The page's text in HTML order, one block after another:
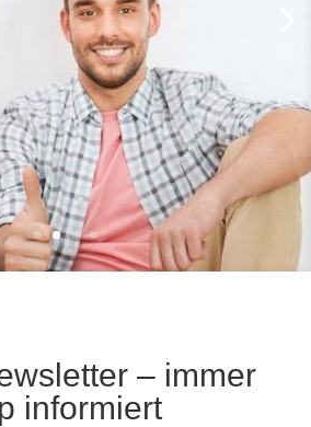
– immer
informiert